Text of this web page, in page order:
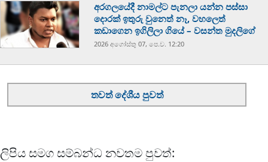
අරගලයේදී නාමල්ට පැනලා යන්න පස්ස‍ා
දොරක් ඉතුරු වුනෙත් නෑ, වහලෙත්
කඩාගෙන ඉගිලිලා ගියේ – වසන්ත මුදලිගේ
2026 අගෝස්‍තු 07, පෙ.ව. 12:20
තවත් දේශීය පුවත්
ලිපිය සමග සම්බන්ධ නවතම පුවත්: